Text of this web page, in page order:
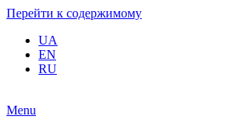
Перейти к содержимому
UA
EN
RU
Menu